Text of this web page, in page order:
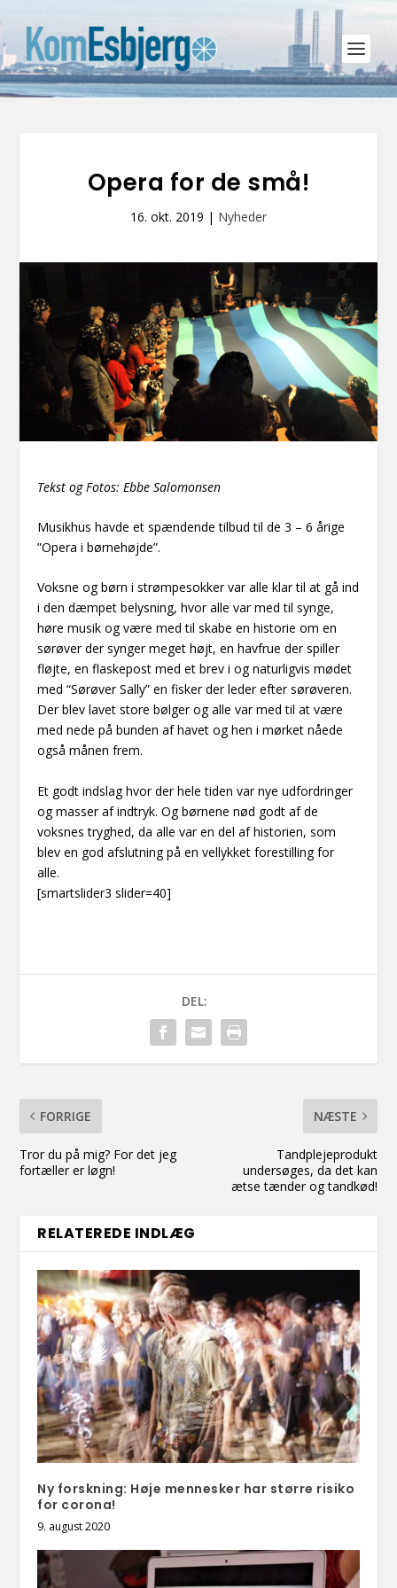
Opera for de små!
16. okt. 2019 | Nyheder
Tekst og Fotos: Ebbe Salomonsen
Musikhus havde et spændende tilbud til de 3 – 6 årige
”Opera i børnehøjde”.
Voksne og børn i strømpesokker var alle klar til at gå ind
i den dæmpet belysning, hvor alle var med til synge,
høre musik og være med til skabe en historie om en
sørøver der synger meget højt, en havfrue der spiller
fløjte, en flaskepost med et brev i og naturligvis mødet
med “Sørøver Sally” en fisker der leder efter sørøveren.
Der blev lavet store bølger og alle var med til at være
med nede på bunden af havet og hen i mørket nåede
også månen frem.
Et godt indslag hvor der hele tiden var nye udfordringer
og masser af indtryk. Og børnene nød godt af de
voksnes tryghed, da alle var en del af historien, som
blev en god afslutning på en vellykket forestilling for
alle.
[smartslider3 slider=40]
DEL:
FORRIGE
Tror du på mig? For det jeg
fortæller er løgn!
NÆSTE
Tandplejeprodukt
undersøges, da det kan
ætse tænder og tandkød!
RELATEREDE INDLÆG
Ny forskning: Høje mennesker har større risiko
for corona!
9. august 2020